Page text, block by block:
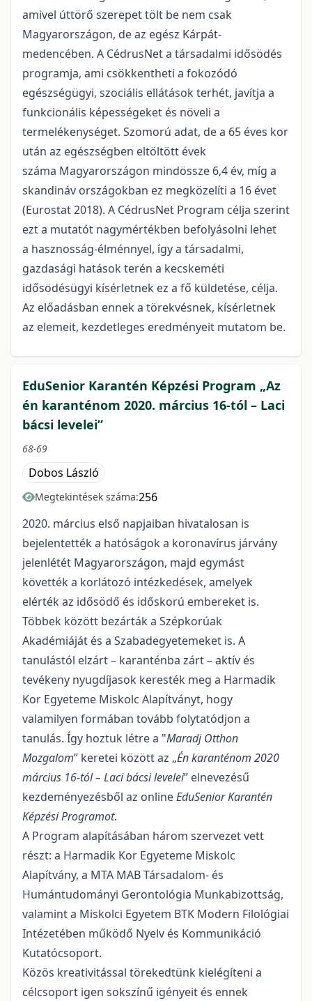
amivel úttörő szerepet tölt be nem csak
Magyarországon, de az egész Kárpát-
medencében. A CédrusNet a társadalmi idősödés
programja, ami csökkentheti a fokozódó
egészségügyi, szociális ellátások terhét, javítja a
funkcionális képességeket és növeli a
termelékenységet. Szomorú adat, de a 65 éves kor
után az egészségben eltöltött évek
száma Magyarországon mindössze 6,4 év, míg a
skandináv országokban ez megközelíti a 16 évet
(Eurostat 2018). A CédrusNet Program célja szerint
ezt a mutatót nagymértékben befolyásolni lehet
a hasznosság-élménnyel, így a társadalmi,
gazdasági hatások terén a kecskeméti
idősödésügyi kísérletnek ez a fő küldetése, célja.
Az előadásban ennek a törekvésnek, kísérletnek
az elemeit, kezdetleges eredményeit mutatom be.
EduSenior Karantén Képzési Program „Az
én karanténom 2020. március 16-tól – Laci
bácsi levelei”
68-69
Dobos László
Megtekintések száma:256
2020. március első napjaiban hivatalosan is
bejelentették a hatóságok a koronavírus járvány
jelenlétét Magyarországon, majd egymást
követték a korlátozó intézkedések, amelyek
elérték az idősödő és időskorú embereket is.
Többek között bezárták a Szépkorúak
Akadémiáját és a Szabadegyetemeket is. A
tanulástól elzárt – karanténba zárt – aktív és
tevékeny nyugdíjasok keresték meg a Harmadik
Kor Egyeteme Miskolc Alapítványt, hogy
valamilyen formában tovább folytatódjon a
tanulás. Így hoztuk létre a "Maradj Otthon
Mozgalom” keretei között az „Én karanténom 2020
március 16-tól – Laci bácsi levelei” elnevezésű
kezdeményezésből az onlineEduSenior Karantén
Képzési Programot.
A Program alapításában három szervezet vett
részt: a Harmadik Kor Egyeteme Miskolc
Alapítvány, a MTA MAB Társadalom- és
Humántudományi Gerontológia Munkabizottság,
valamint a Miskolci Egyetem BTK Modern Filológiai
Intézetében működő Nyelv és Kommunikáció
Kutatócsoport.
Közös kreativitással törekedtünk kielégíteni a
célcsoport igen sokszínű igényeit és ennek